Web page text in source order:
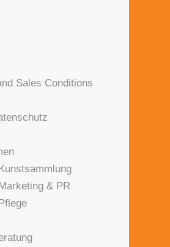
Sales Conditions
& PR